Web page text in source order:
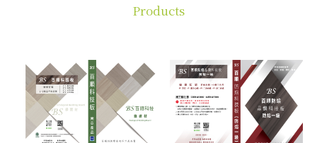
Products